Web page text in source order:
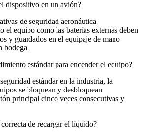
dispositivo en un avión?
de seguridad aeronáutica
el equipo como las baterías externas deben
y guardados en el equipaje de mano
bodega.
estándar para encender el equipo?
estándar en la industria, la
se bloquean y desbloquean
principal cinco veces consecutivas y
de recargar el líquido?